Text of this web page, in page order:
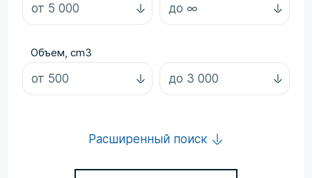
Объем, cm3
Расширенный поиск